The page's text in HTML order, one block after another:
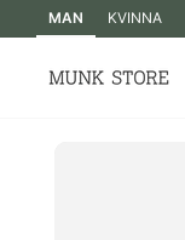
MAN KVINNA